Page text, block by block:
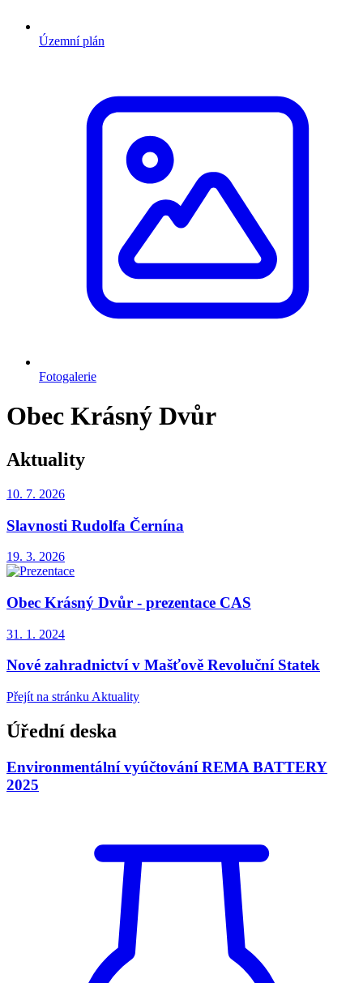
Územní plán
Fotogalerie
Obec Krásný Dvůr
Aktuality
10. 7. 2026
Slavnosti Rudolfa Černína
19. 3. 2026
Obec Krásný Dvůr - prezentace CAS
31. 1. 2024
Nové zahradnictví v Mašťově Revoluční Statek
Přejít na stránku Aktuality
Úřední deska
Environmentální vyúčtování REMA BATTERY
2025